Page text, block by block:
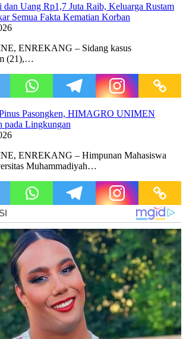
Uang Rp1,7 Juta Raib, Keluarga Rustam
Semua Fakta Kematian Korban
ENREKANG – Sidang kasus
(21),…
Pasongken, HIMAGRO UNIMEN
pada Lingkungan
ENREKANG – Himpunan Mahasiswa
Muhammadiyah…